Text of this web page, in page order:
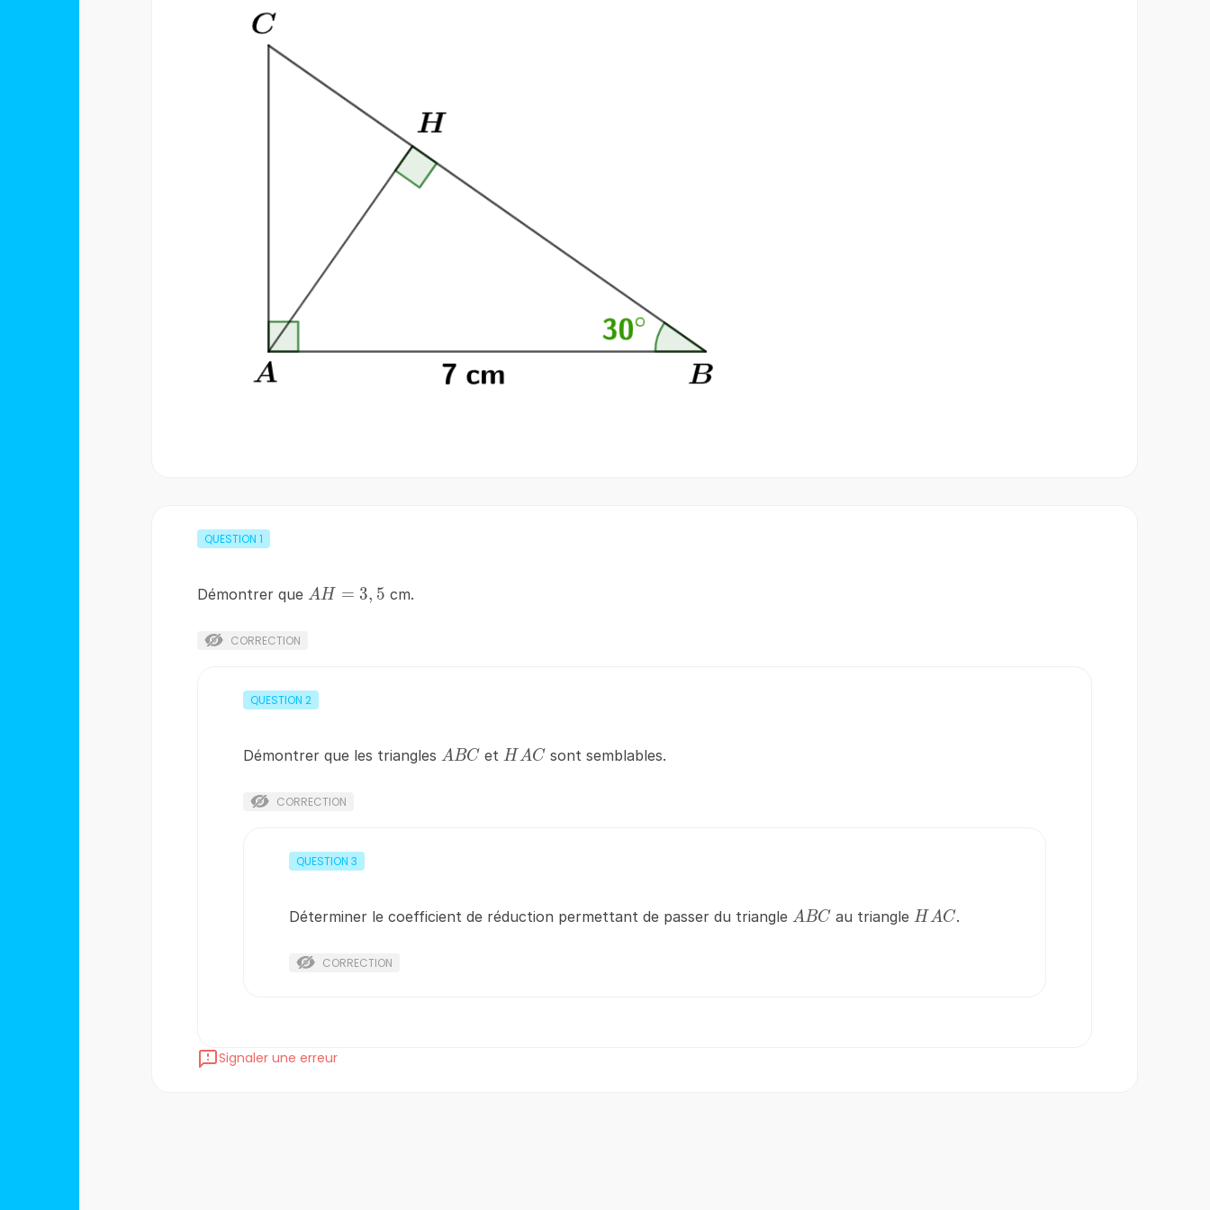
QUESTION 1
Démontrer que AH
AH = 3, 5 cm.
CORRECTION
QUESTION 2
Démontrer que les triangles ABC
ABC et HAC
HAC sont semblables.
CORRECTION
QUESTION 3
Déterminer le coefficient de réduction permettant de passer du triangle ABC
ABC au triangle HAC
HAC.
CORRECTION
Signaler une erreur